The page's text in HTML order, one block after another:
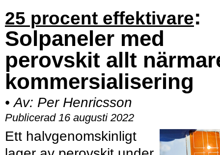
25 procent effektivare:
Solpaneler med
perovskit allt
kommersialisering
• Av: Per Henricsson
Publicerad 16 augusti 2022
Ett halvgenomskinligt